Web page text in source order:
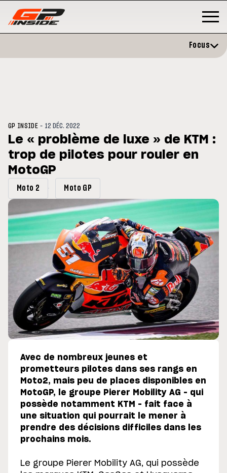
opéré avec succès de la
droite à Madrid
MOTO GP
Focus
GP INSIDE - 12 DÉC. 2022
Le « problème de luxe » de KTM :
trop de pilotes pour rouler en
MotoGP
Moto 2 Moto GP
Avec de nombreux jeunes et
prometteurs pilotes dans ses rangs en
Moto2, mais peu de places disponibles en
MotoGP, le groupe Pierer Mobility AG – qui
possède notamment KTM – fait face à
une situation qui pourrait le mener à
prendre des décisions difficiles dans les
prochains mois.
Le groupe Pierer Mobility AG, qui possède